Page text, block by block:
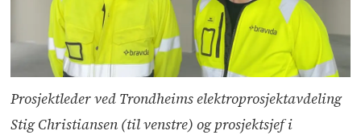
Prosjektleder ved Trondheims elektroprosjektavdeling
Stig Christiansen (til venstre) og prosjektsjef i